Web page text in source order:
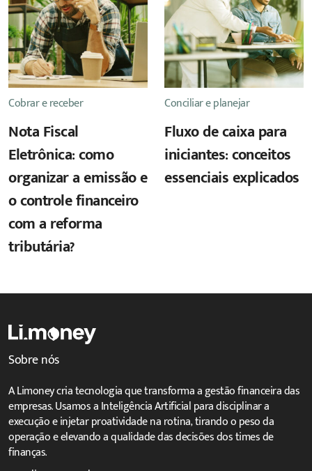
Cobrar e receber
Nota Fiscal
Eletrônica: como
organizar a emissão e
o controle financeiro
com a reforma
tributária?
Conciliar e planejar
Fluxo de caixa para
iniciantes: conceitos
essenciais explicados
Sobre nós
A Limoney cria tecnologia que transforma a gestão financeira das
empresas. Usamos a Inteligência Artificial para disciplinar a
execução e injetar proatividade na rotina, tirando o peso da
operação e elevando a qualidade das decisões dos times de
finanças.